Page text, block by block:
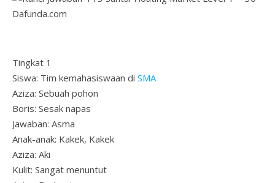
Tingkat 1
Siswa: Tim kemahasiswaan di SMA
Aziza: Sebuah pohon
Boris: Sesak napas
Jawaban: Asma
Anak-anak: Kakek, Kakek
Aziza: Aki
Kulit: Sangat menuntut